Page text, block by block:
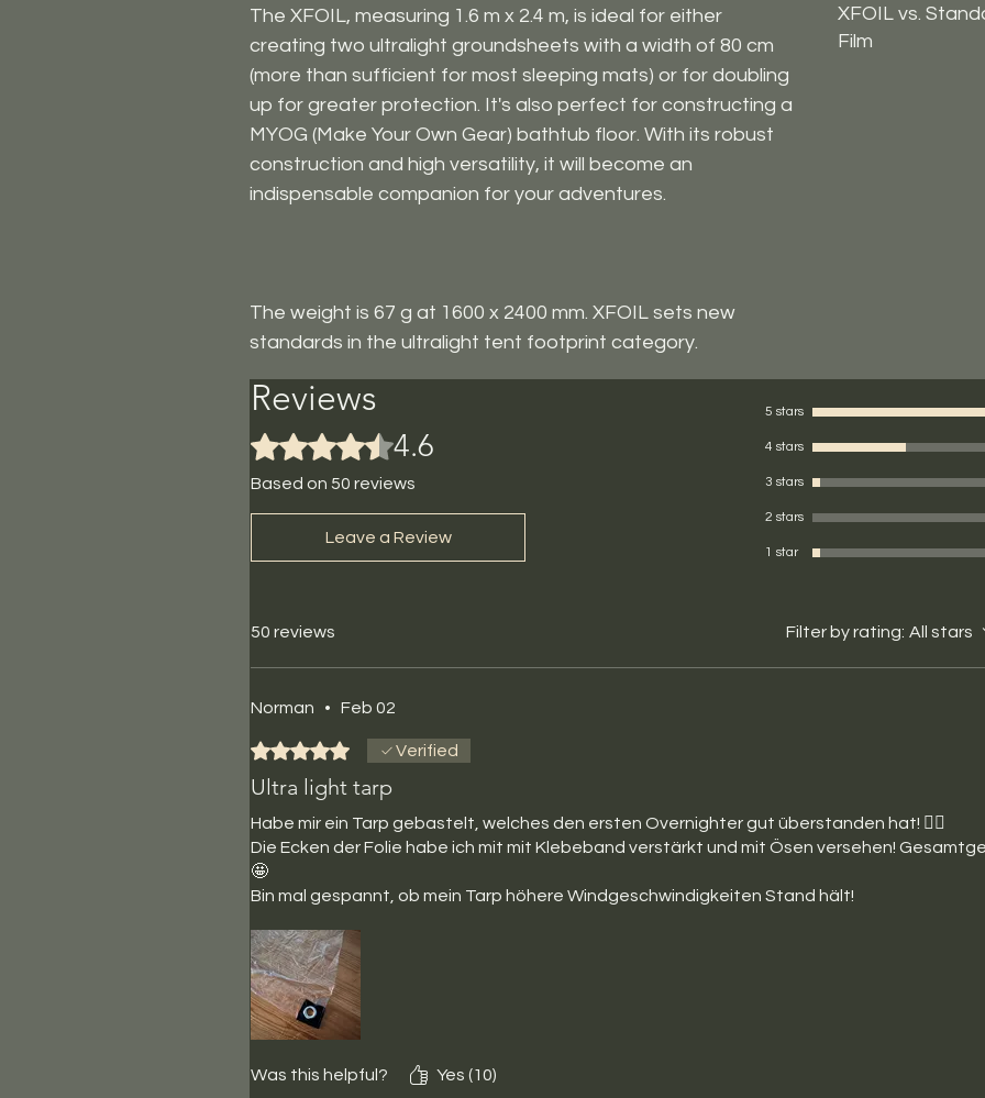
The XFOIL, measuring 1.6 m x 2.4 m, is ideal for either
creating two ultralight groundsheets with a width of 80 cm
(more than sufficient for most sleeping mats) or for doubling
up for greater protection. It's also perfect for constructing a
MYOG (Make Your Own Gear) bathtub floor. With its robust
construction and high versatility, it will become an
indispensable companion for your adventures.
The weight is 67 g at 1600 x 2400 mm. XFOIL sets new
standards in the ultralight tent footprint category.
petroleum and
footprint of your
Weight: 67 g
Dimensions:
XFOIL vs.
Film
Reviews
Rated 4.6 out of 5 stars.
4.6
Based on 50 reviews
Leave a Review
5 stars
4 stars
3 stars
2 stars
1 star
50 reviews Filter by rating: All stars
Norman • Feb 02
Rated 5 out of 5 stars.Verified
Ultra light tarp
Habe mir ein Tarp gebastelt, welches den ersten Overnighter gut überstanden hat! 👍🏻
Die Ecken der Folie habe ich mit mit Klebeband verstärkt und mit Ösen versehen!
🤩
Bin mal gespannt, ob mein Tarp höhere Windgeschwindigkeiten Stand hält!
Was this helpful? Yes (10)